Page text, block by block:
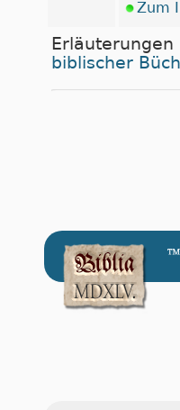
Zum
biblischer
™